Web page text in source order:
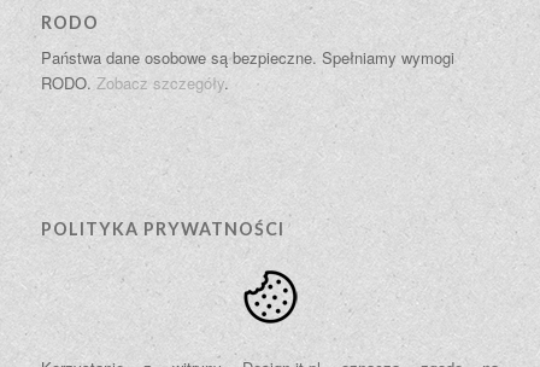
RODO
Państwa dane osobowe są bezpieczne. Spełniamy wymogi
RODO. Zobacz szczegóły.
POLITYKA PRYWATNOŚCI